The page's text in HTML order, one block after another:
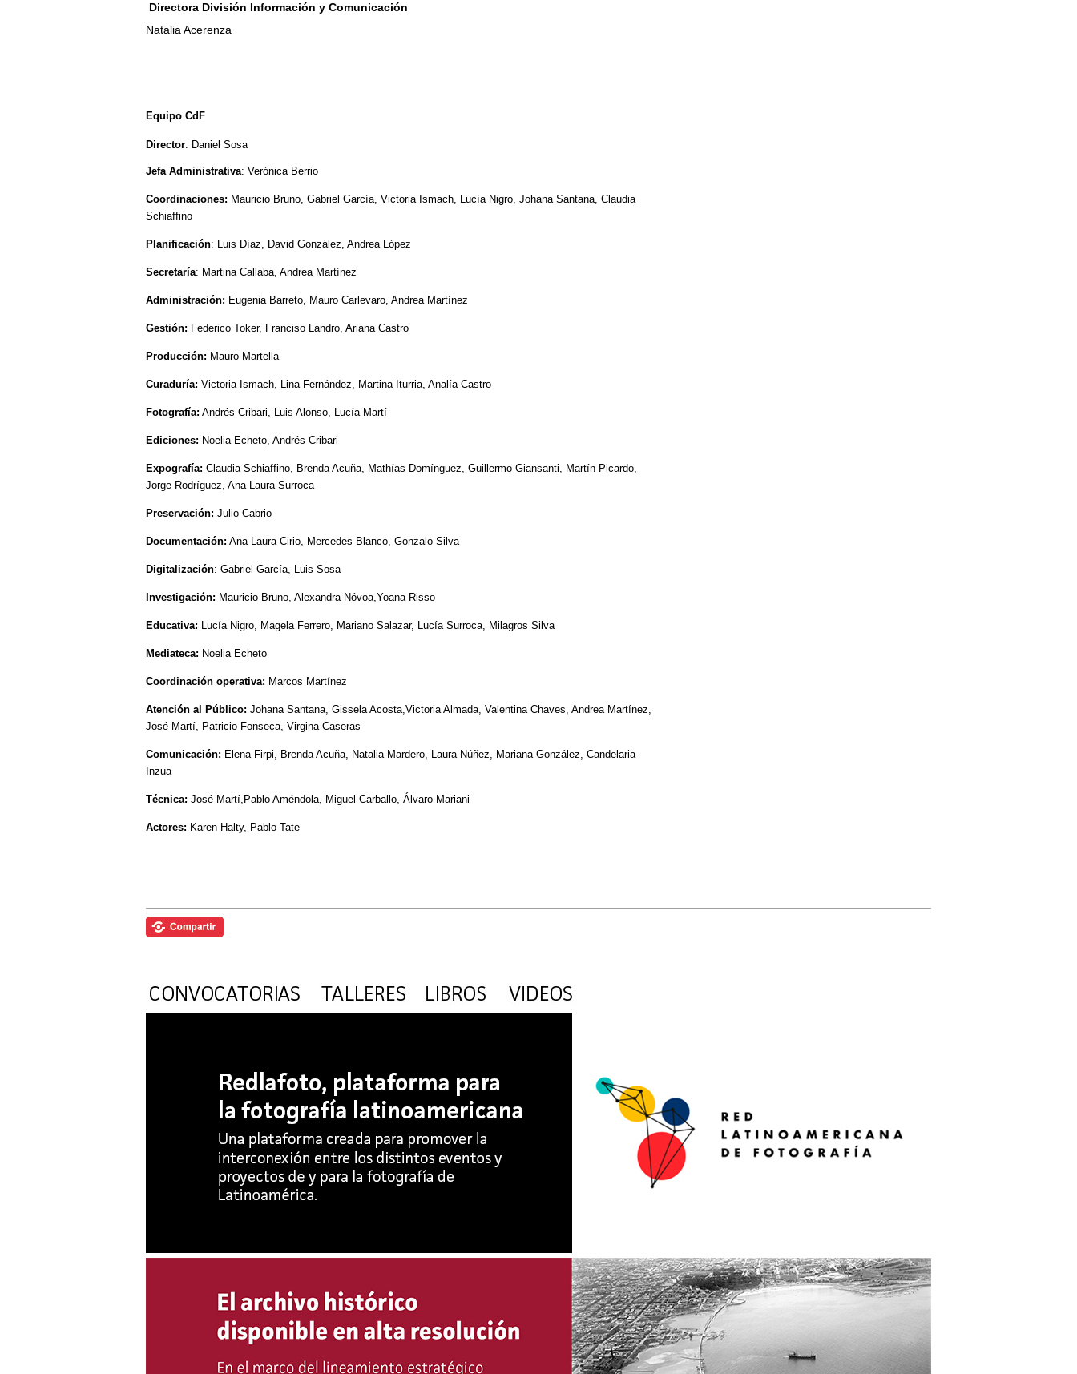
Directora División Información y Comunicación
Natalia Acerenza
Equipo CdF
Director: Daniel Sosa
Jefa Administrativa: Verónica Berrio
Coordinaciones: Mauricio Bruno, Gabriel García, Victoria Ismach, Lucía Nigro, Johana Santana, Claudia
Schiaffino
Planificación: Luis Díaz, David González, Andrea López
Secretaría: Martina Callaba, Andrea Martínez
Administración: Eugenia Barreto, Mauro Carlevaro, Andrea Martínez
Gestión: Federico Toker, Franciso Landro, Ariana Castro
Producción: Mauro Martella
Curaduría: Victoria Ismach, Lina Fernández, Martina Iturria, Analía Castro
Fotografía: Andrés Cribari, Luis Alonso, Lucía Martí
Ediciones: Noelia Echeto, Andrés Cribari
Expografía: Claudia Schiaffino, Brenda Acuña, Mathías Domínguez, Guillermo Giansanti, Martín Picardo,
Jorge Rodríguez, Ana Laura Surroca
Preservación: Julio Cabrio
Documentación: Ana Laura Cirio, Mercedes Blanco, Gonzalo Silva
Digitalización: Gabriel García, Luis Sosa
Investigación: Mauricio Bruno, Alexandra Nóvoa,Yoana Risso
Educativa: Lucía Nigro, Magela Ferrero, Mariano Salazar, Lucía Surroca, Milagros Silva
Mediateca: Noelia Echeto
Coordinación operativa: Marcos Martínez
Atención al Público: Johana Santana, Gissela Acosta,Victoria Almada, Valentina Chaves, Andrea Martínez,
José Martí, Patricio Fonseca, Virgina Caseras
Comunicación: Elena Firpi, Brenda Acuña, Natalia Mardero, Laura Núñez, Mariana González, Candelaria
Inzua
Técnica: José Martí,Pablo Améndola, Miguel Carballo, Álvaro Mariani
Actores: Karen Halty, Pablo Tate